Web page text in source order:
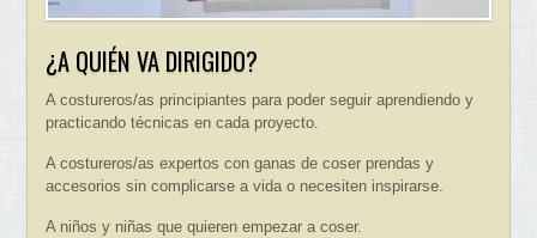
¿A QUIÉN VA DIRIGIDO?
A costureros/as principiantes para poder seguir aprendiendo y
practicando técnicas en cada proyecto.
A costureros/as expertos con ganas de coser prendas y
accesorios sin complicarse a vida o necesiten inspirarse.
A niños y niñas que quieren empezar a coser.